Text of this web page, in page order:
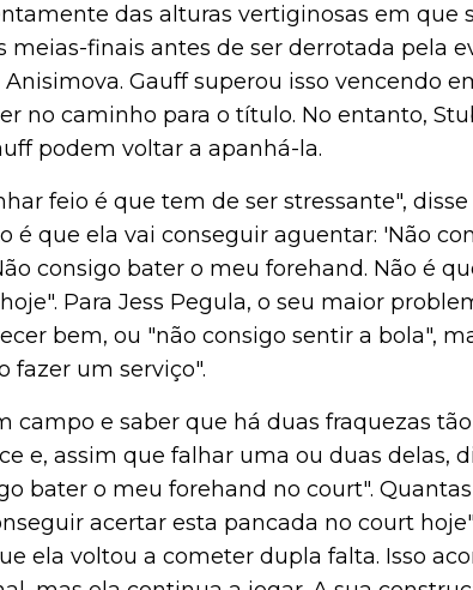
das alturas vertiginosas em que
meias-finais antes de ser derrotada pela
Gauff superou isso vencendo
no caminho para o título. No entanto,
podem voltar a apanhá-la.
feio é que tem de ser stressante", disse
é que ela vai conseguir aguentar: 'Não
consigo bater o meu forehand. Não é
Para Jess Pegula, o seu maior
bem, ou "não consigo sentir a bola",
fazer um serviço".
campo e saber que há duas fraquezas
e, assim que falhar uma ou duas delas,
bater o meu forehand no court".
acertar esta pancada no court hoje"
ela voltou a cometer dupla falta. Isso